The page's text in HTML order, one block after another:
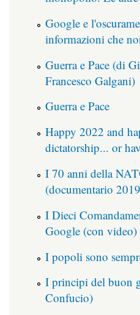
Google e
informazioni che
Guerra e Pace (di
Francesco Galgani)
Guerra e Pace
Happy 2022 and
dictatorship... or
I 70 anni della
(documentario
I Dieci
Google (con video)
I popoli sono
I principi del buon
Confucio)